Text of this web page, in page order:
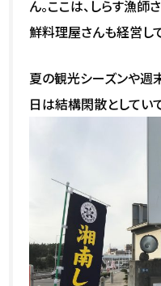
ん。ここは、しらす漁
鮮料理屋さんも経営し
夏の観光シーズンや週
日は結構閑散としてい